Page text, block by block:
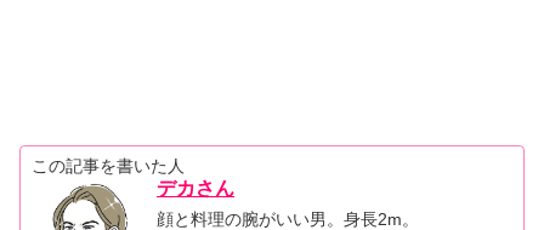
この記事を書いた人
デカさん
顔と料理の腕がいい男。身長2m。